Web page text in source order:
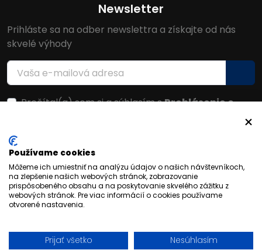
Newsletter
Prihláste sa na odber newslettra a získajte od nás
skvelé výhody
Prečítal(a) som si a súhlasím sPrehlásenie o
Používame cookies
Môžeme ich umiestniť na analýzu údajov o našich návštevníkoch,
na zlepšenie našich webových stránok, zobrazovanie
prispôsobeného obsahu a na poskytovanie skvelého zážitku z
webových stránok. Pre viac informácií o cookies používame
otvorené nastavenia.
Prijať všetko Nesúhlasím